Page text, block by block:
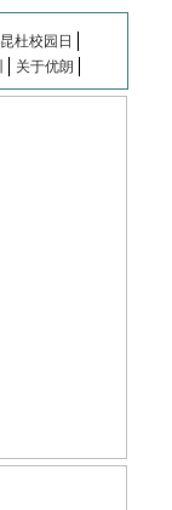
昆杜校园日
关于优朗